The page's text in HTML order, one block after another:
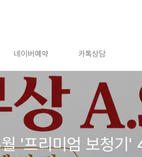
네이버예약 카톡상담
'프리미엄 보청기